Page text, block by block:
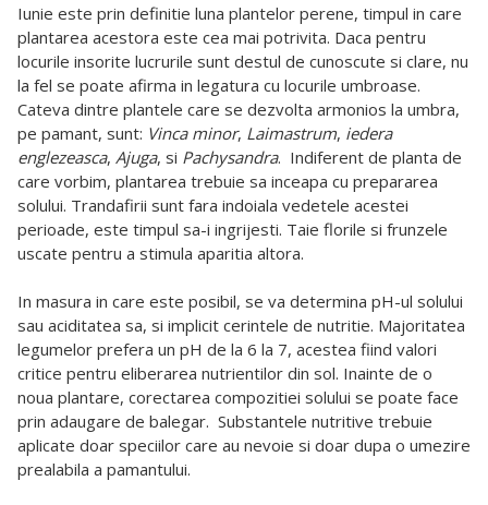
Iunie este prin definitie luna plantelor perene, timpul in care
plantarea acestora este cea mai potrivita. Daca pentru
locurile insorite lucrurile sunt destul de cunoscute si clare, nu
la fel se poate afirma in legatura cu locurile umbroase.
Cateva dintre plantele care se dezvolta armonios la umbra,
pe pamant, sunt: Vinca minor, Laimastrum, iedera
englezeasca, Ajuga, si Pachysandra. Indiferent de planta de
care vorbim, plantarea trebuie sa inceapa cu prepararea
solului. Trandafirii sunt fara indoiala vedetele acestei
perioade, este timpul sa-i ingrijesti. Taie florile si frunzele
uscate pentru a stimula aparitia altora.
In masura in care este posibil, se va determina pH-ul solului
sau aciditatea sa, si implicit cerintele de nutritie. Majoritatea
legumelor prefera un pH de la 6 la 7, acestea fiind valori
critice pentru eliberarea nutrientilor din sol. Inainte de o
noua plantare, corectarea compozitiei solului se poate face
prin adaugare de balegar. Substantele nutritive trebuie
aplicate doar speciilor care au nevoie si doar dupa o umezire
prealabila a pamantului.